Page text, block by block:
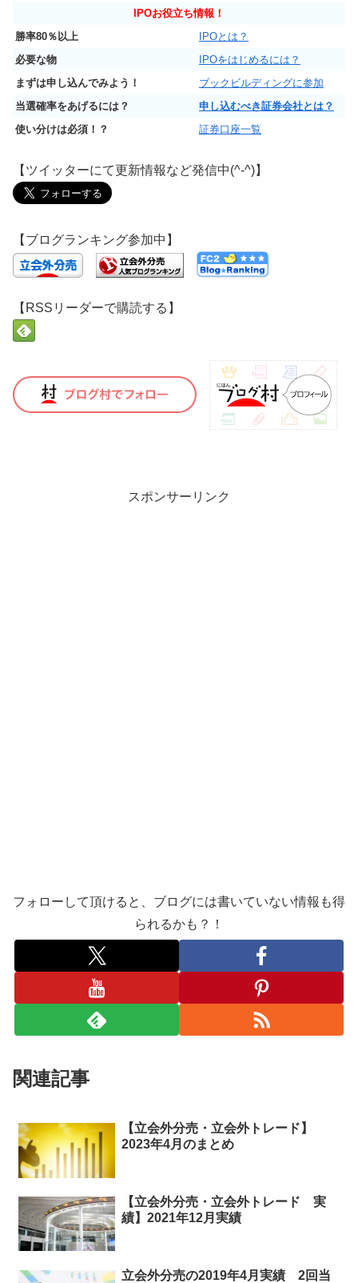
IPOお役立ち情報！
勝率80％以上
IPOとは？
必要な物
IPOをはじめるには？
まずは申し込んでみよう！
ブックビルディングに参加
当選確率をあげるには？
申し込むべき証券会社とは？
使い分けは必須！？
証券口座一覧
【ツイッターにて更新情報など発信中(^-^)】
【ブログランキング参加中】
【RSSリーダーで購読する】
スポンサーリンク
フォローして頂けると、ブログには書いていない情報も得
られるかも？！
関連記事
【立会外分売・立会外トレード】
2023年4月のまとめ
【立会外分売・立会外トレード 実
績】2021年12月実績
立会外分売の2019年4月実績 2回当